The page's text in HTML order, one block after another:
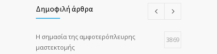
Δημοφιλή άρθρα
Η σημασία της αμφοτερόπλευρης
μαστεκτομής
3869